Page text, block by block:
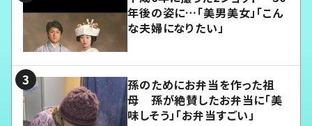
年後の姿に…「美男美女」「こん
な夫婦になりたい」
孫のためにお弁当を作った祖
母 孫が絶賛したお弁当に「美
味しそう」「お弁当すごい」